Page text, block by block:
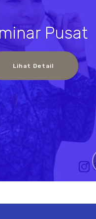
Pusat
Lihat Detail